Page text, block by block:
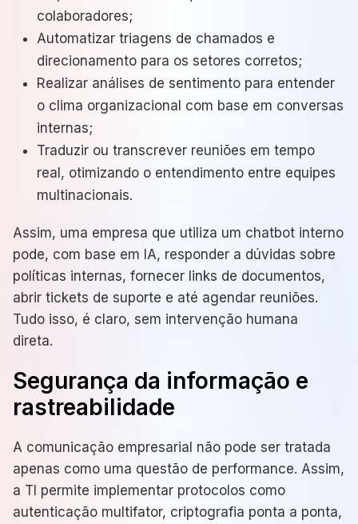
colaboradores;
Automatizar triagens de chamados e
direcionamento para os setores corretos;
Realizar análises de sentimento para entender
o clima organizacional com base em conversas
internas;
Traduzir ou transcrever reuniões em tempo
real, otimizando o entendimento entre equipes
multinacionais.
Assim, uma empresa que utiliza um chatbot interno
pode, com base em IA, responder a dúvidas sobre
políticas internas, fornecer links de documentos,
abrir tickets de suporte e até agendar reuniões.
Tudo isso, é claro, sem intervenção humana
direta.
Segurança da informação e
rastreabilidade
A comunicação empresarial não pode ser tratada
apenas como uma questão de performance. Assim,
a TI permite implementar protocolos como
autenticação multifator, criptografia ponta a ponta,